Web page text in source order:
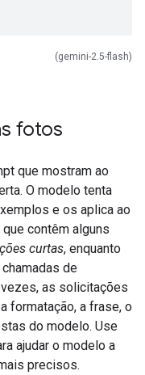
(gemini-2.5-flash)
fotos
que mostram ao
O modelo tenta
e os aplica ao
contêm alguns
curtas, enquanto
de
as solicitações
formatação, a frase, o
do modelo. Use
ajudar o modelo a
precisos.